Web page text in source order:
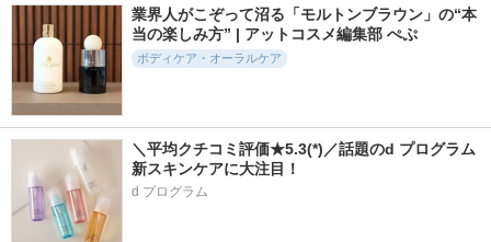
業界人がこぞって沼る「モルトンブラウン」の“本
当の楽しみ方” | アットコスメ編集部 ぺぷ
ボディケア・オーラルケア
＼平均クチコミ評価★5.3(*)／話題のd プログラム
新スキンケアに大注目！
d プログラム